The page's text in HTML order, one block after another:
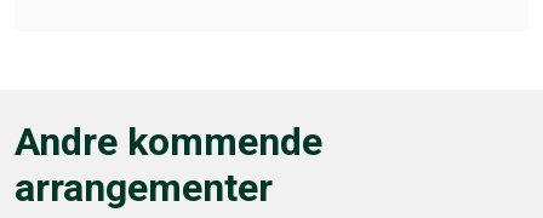
Andre kommende
arrangementer